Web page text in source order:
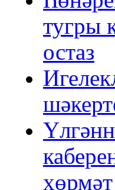
тугры
остаз
хөрмәт